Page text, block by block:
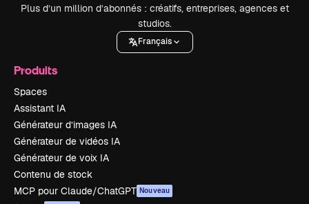
Plus d’un million d’abonnés : créatifs, entreprises, agences et
studios.
Français
Produits
Spaces
Assistant IA
Générateur d’images IA
Générateur de vidéos IA
Générateur de voix IA
Contenu de stock
MCP pour Claude/ChatGPT Nouveau